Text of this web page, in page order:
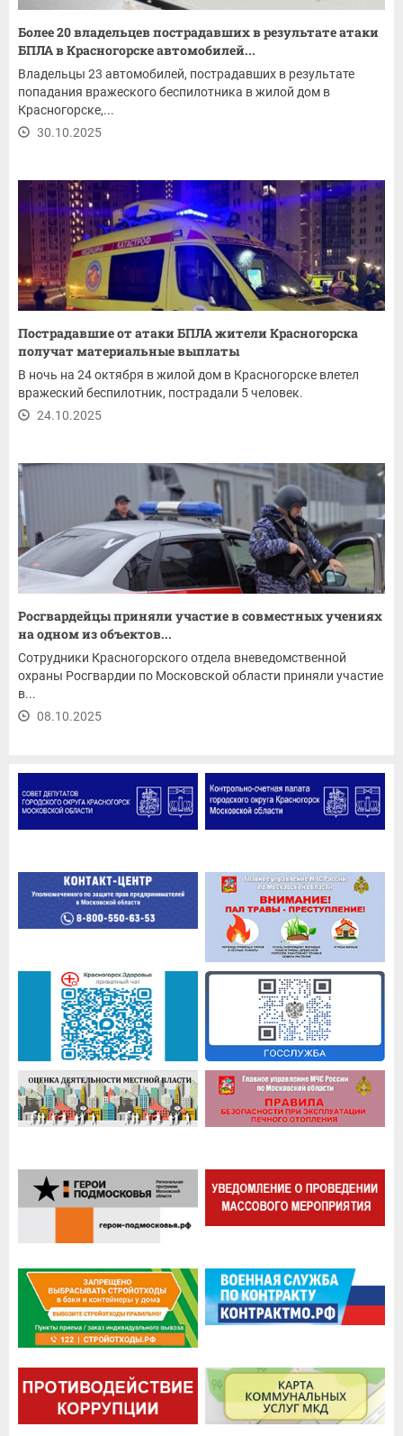
Более 20 владельцев пострадавших в результате атаки
БПЛА в Красногорске автомобилей...
Владельцы 23 автомобилей, пострадавших в результате
попадания вражеского беспилотника в жилой дом в
Красногорске,...
30.10.2025
Пострадавшие от атаки БПЛА жители Красногорска
получат материальные выплаты
В ночь на 24 октября в жилой дом в Красногорске влетел
вражеский беспилотник, пострадали 5 человек.
24.10.2025
Росгвардейцы приняли участие в совместных учениях
на одном из объектов...
Сотрудники Красногорского отдела вневедомственной
охраны Росгвардии по Московской области приняли участие
в...
08.10.2025